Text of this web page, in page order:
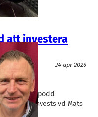
att investera
24 apr 2026
Invest
Rapidus podd
Polynom Invests vd Mats
risk,